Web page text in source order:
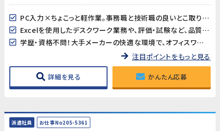
PC入力×ちょこっと軽作業。事務職と技術職の良いとこ取りのベストバランス！
Excelを使用したデスクワーク業務や、評価・試験など、品質管理関連業務のご経験が活かせます
学歴・資格不問！大手メーカーの快適な環境で、オフィスワーク中心の簡易評価業務
注目ポイントをもっと見る
詳細を見る かんたん応募
派遣社員 お仕事No205-5361